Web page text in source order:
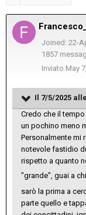
Joined: 22-
1857
Inviato May
Il 7/5/2025
Credo che il
un pochino meno
Personalmente mi
notevole fastidio
rispetto a quanto
"grande", guai a
sarò la prima a
parte quello e